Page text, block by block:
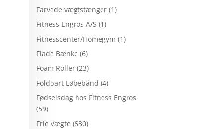
Farvede vægtstænger (1)
Fitness Engros A/S (1)
Fitnesscenter/Homegym (1)
Flade Bænke (6)
Foam Roller (23)
Foldbart Løbebånd (4)
Fødselsdag hos Fitness Engros
(59)
Frie Vægte (530)